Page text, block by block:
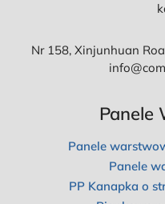
Nr 158, Xinjunhuan
Panele
Panele
Panele
PP Kanapka o